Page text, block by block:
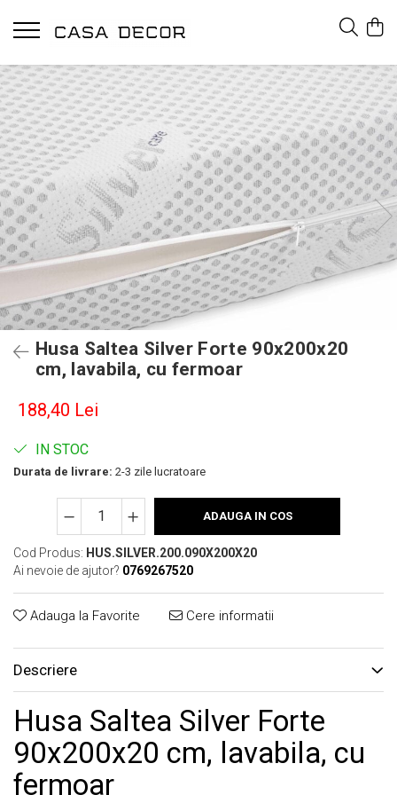
Husa Saltea Silver Forte 90x200x20
cm, lavabila, cu fermoar
188,40 Lei
IN STOC
Durata de livrare: 2-3 zile lucratoare
ADAUGA IN COS
Cod Produs: HUS.SILVER.200.090X200X20
Ai nevoie de ajutor? 0769267520
Adauga la Favorite Cere informatii
Descriere
Husa Saltea Silver Forte
90x200x20 cm, lavabila, cu
fermoar